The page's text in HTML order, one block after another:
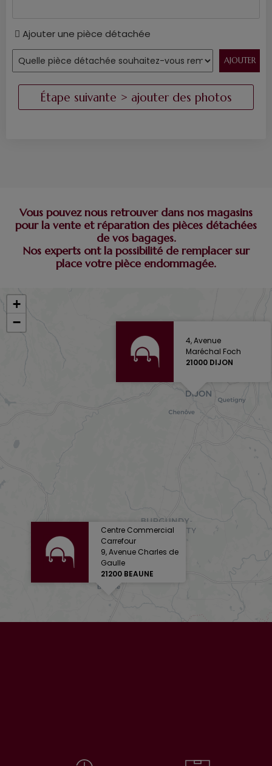
Ajouter une pièce détachée
Vous pouvez nous retrouver dans nos magasins
pour la vente et réparation des pièces détachées
de vos bagages.
Nos experts ont la possibilité de remplacer sur
place votre pièce endommagée.
4, Avenue
Maréchal Foch
21000 DIJON
Centre Commercial
Carrefour
9, Avenue Charles de
Gaulle
21200 BEAUNE
+
−